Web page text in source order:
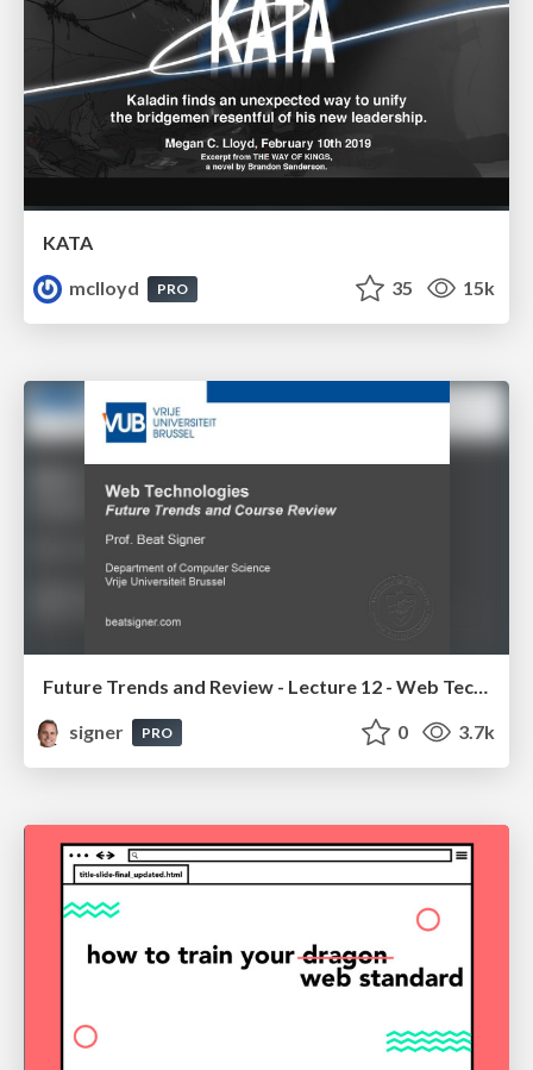
KATA
mclloyd
PRO 35 15k
signer
PRO 0 3.7k